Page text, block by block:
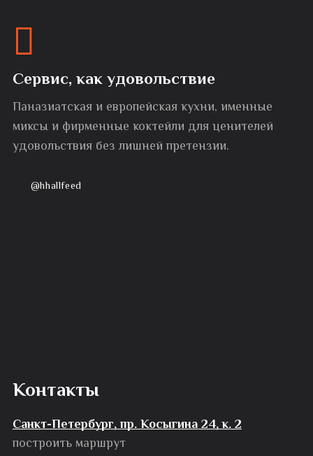
Сервис, как удовольствие
Паназиатская и европейская кухни, именные
миксы и фирменные коктейли для ценителей
удовольствия без лишней претензии.
@hhallfeed
Контакты
Санкт-Петербург, пр. Косыгина 24, к. 2
построить маршрут